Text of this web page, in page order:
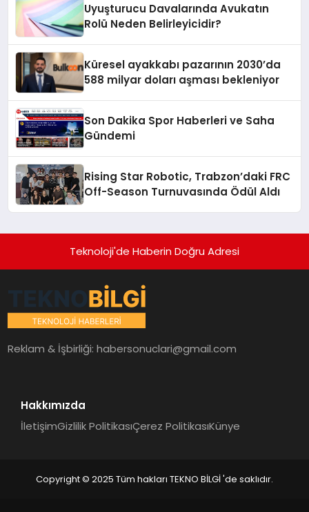
Uyuşturucu Davalarında Avukatın
Rolü Neden Belirleyicidir?
Küresel ayakkabı pazarının 2030’da
588 milyar doları aşması bekleniyor
Son Dakika Spor Haberleri ve Saha
Gündemi
Rising Star Robotic, Trabzon’daki FRC
Off-Season Turnuvasında Ödül Aldı
Teknoloji'de Haberin Doğru Adresi
Reklam & İşbirliği:habersonuclari@gmail.com
Hakkımızda
İletişimGizlilik PolitikasıÇerez PolitikasıKünye
Copyright © 2025 Tüm hakları TEKNO BİLGİ 'de saklıdır.